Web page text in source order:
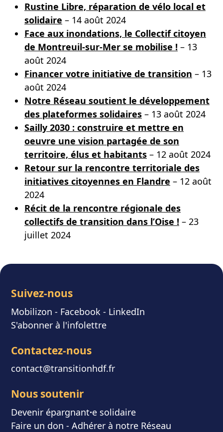
Rustine Libre, réparation de vélo local et
solidaire – 14 août 2024
Face aux inondations, le Collectif citoyen
de Montreuil-sur-Mer se mobilise ! – 13
août 2024
Financer votre initiative de transition – 13
août 2024
Notre Réseau soutient le développement
des plateformes solidaires – 13 août 2024
Sailly 2030 : construire et mettre en
oeuvre une vision partagée de son
territoire, élus et habitants – 12 août 2024
Retour sur la rencontre territoriale des
initiatives citoyennes en Flandre – 12 août
2024
Récit de la rencontre régionale des
collectifs de transition dans l’Oise ! – 23
juillet 2024
Suivez-nous
Mobilizon - Facebook - LinkedIn
S'abonner à l'infolettre
Contactez-nous
contact@transitionhdf.fr
Nous soutenir
Devenir épargnant⸱e solidaire
Faire un don - Adhérer à notre Réseau